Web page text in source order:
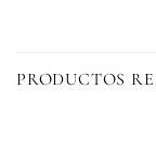
PRODUCTOS